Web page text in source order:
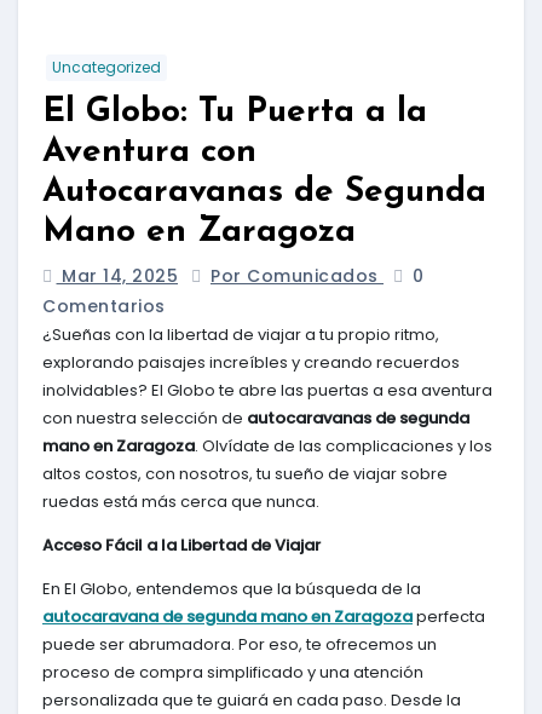
Uncategorized
El Globo: Tu Puerta a la
Aventura con
Autocaravanas de Segunda
Mano en Zaragoza
Mar 14, 2025 Por Comunicados
0
Comentarios
¿Sueñas con la libertad de viajar a tu propio ritmo,
explorando paisajes increíbles y creando recuerdos
inolvidables? El Globo te abre las puertas a esa aventura
con nuestra selección de autocaravanas de segunda
mano en Zaragoza. Olvídate de las complicaciones y los
altos costos, con nosotros, tu sueño de viajar sobre
ruedas está más cerca que nunca.
Acceso Fácil a la Libertad de Viajar
En El Globo, entendemos que la búsqueda de la
autocaravana de segunda mano en Zaragozaperfecta
puede ser abrumadora. Por eso, te ofrecemos un
proceso de compra simplificado y una atención
personalizada que te guiará en cada paso. Desde la